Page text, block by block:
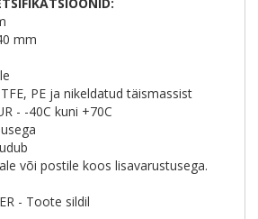
mm
PE ja nikeldatud täismassist
- -40C kuni +70C
või postile koos lisavarustusega.
- Toote sildil